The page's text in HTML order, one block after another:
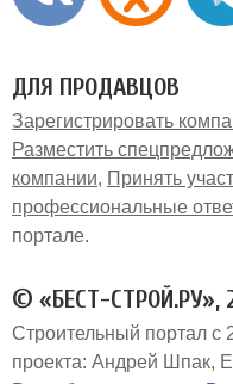
ДЛЯ ПРОДАВЦОВ
Зарегистрировать
Разместить
компании
Принять
профессиональные
портале
© «БЕСТ-СТРОЙ.РУ»,
Строительный портал с
проекта: Андрей Шпак